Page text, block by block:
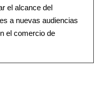
el alcance del
a nuevas audiencias
el comercio de